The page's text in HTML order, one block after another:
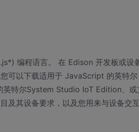
编程语言。 在 Edison 开发板或设
可以下载适用于 JavaScript 的英特尔
特尔System Studio IoT Edition、或
及其设备要求，以及您用来与设备交